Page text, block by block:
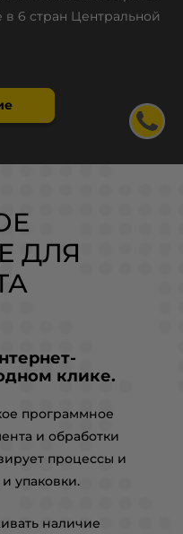
в 6 стран Центральной
ДЛЯ
клике.
программное
и обработки
процессы и
упаковки.
наличие